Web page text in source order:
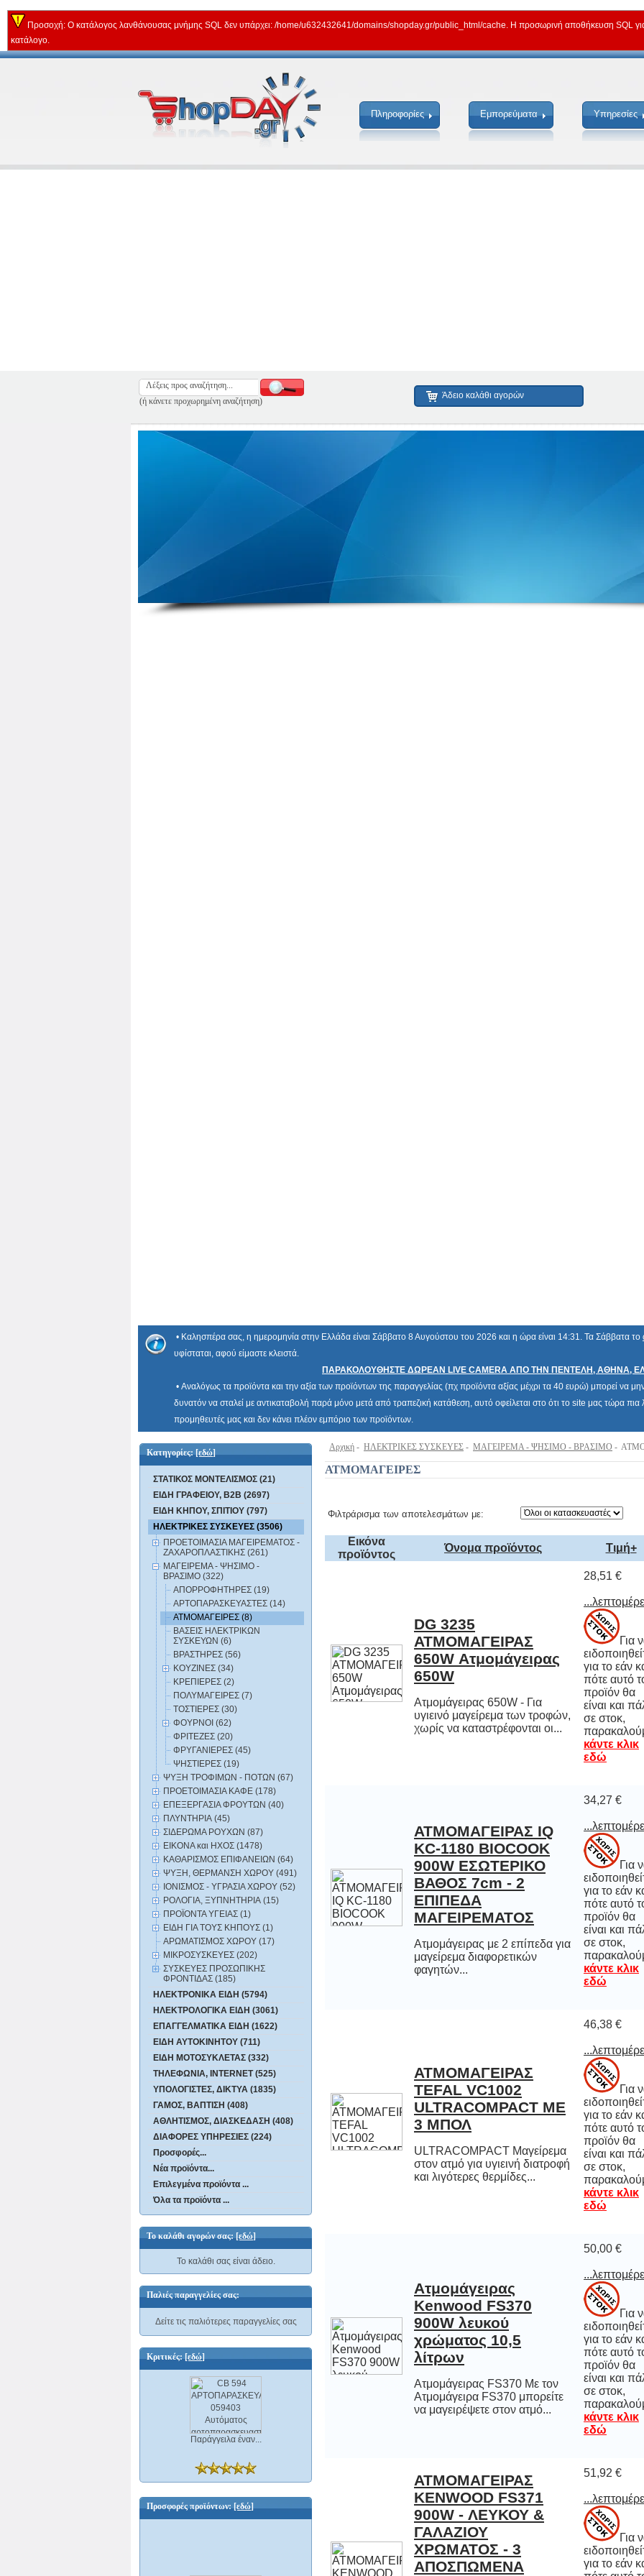
Προσοχή: Ο κατάλογος λανθάνουσας μνήμης SQL δεν υπάρχει: /home/u632432641/domains/shopday.gr/public_html/cache. Η προσωρινή αποθήκευση SQL για
κατάλογο.
Πληροφορίες Εμπορεύματα Υπηρεσίες
(ή κάνετε προχωρημένη αναζήτηση)
Άδειο καλάθι αγορών
• Καλησπέρα σας, η ημερομηνία στην Ελλάδα είναι Σάββατο 8 Αυγούστου του 2026 και η ώρα είναι 14:31. Τα Σάββατα το
υφίσταται, αφού είμαστε κλειστά.
ΠΑΡΑΚΟΛΟΥΘΗΣΤΕ ΔΩΡΕΑΝ LIVE CAMERA ΑΠΟ ΤΗΝ ΠΕΝΤΕΛΗ, ΑΘΗΝΑ,
• Αναλόγως τα προϊόντα και την αξία των προϊόντων της παραγγελίας (πχ προϊόντα αξίας μέχρι τα 40 ευρώ) μπορεί να
δυνατόν να σταλεί με αντικαταβολή παρά μόνο μετά από τραπεζική κατάθεση, αυτό οφείλεται στο ότι το site μας τώρα
προμηθευτές μας και δεν κάνει πλέον εμπόριο των προϊόντων.
Κατηγορίες:[εδώ]
ΣΤΑΤΙΚΟΣ ΜΟΝΤΕΛΙΣΜΟΣ (21)
ΕΙΔΗ ΓΡΑΦΕΙΟΥ, B2B (2697)
ΕΙΔΗ ΚΗΠΟΥ, ΣΠΙΤΙΟΥ (797)
ΗΛΕΚΤΡΙΚΕΣ ΣΥΣΚΕΥΕΣ (3506)
ΠΡΟΕΤΟΙΜΑΣΙΑ ΜΑΓΕΙΡΕΜΑΤΟΣ -
ΖΑΧΑΡΟΠΛΑΣΤΙΚΗΣ (261)
ΜΑΓΕΙΡΕΜΑ - ΨΗΣΙΜΟ -
ΒΡΑΣΙΜΟ (322)
ΑΠΟΡΡΟΦΗΤΗΡΕΣ (19)
ΑΡΤΟΠΑΡΑΣΚΕΥΑΣΤΕΣ (14)
ΑΤΜΟΜΑΓΕΙΡΕΣ (8)
ΒΑΣΕΙΣ ΗΛΕΚΤΡΙΚΩΝ
ΣΥΣΚΕΥΩΝ (6)
ΒΡΑΣΤΗΡΕΣ (56)
ΚΟΥΖΙΝΕΣ (34)
ΚΡΕΠΙΕΡΕΣ (2)
ΠΟΛΥΜΑΓΕΙΡΕΣ (7)
ΤΟΣΤΙΕΡΕΣ (30)
ΦΟΥΡΝΟΙ (62)
ΦΡΙΤΕΖΕΣ (20)
ΦΡΥΓΑΝΙΕΡΕΣ (45)
ΨΗΣΤΙΕΡΕΣ (19)
ΨΥΞΗ ΤΡΟΦΙΜΩΝ - ΠΟΤΩΝ (67)
ΠΡΟΕΤΟΙΜΑΣΙΑ ΚΑΦΕ (178)
ΕΠΕΞΕΡΓΑΣΙΑ ΦΡΟΥΤΩΝ (40)
ΠΛΥΝΤΗΡΙΑ (45)
ΣΙΔΕΡΩΜΑ ΡΟΥΧΩΝ (87)
ΕΙΚΟΝΑ και ΗΧΟΣ (1478)
ΚΑΘΑΡΙΣΜΟΣ ΕΠΙΦΑΝΕΙΩΝ (64)
ΨΥΞΗ, ΘΕΡΜΑΝΣΗ ΧΩΡΟΥ (491)
ΙΟΝΙΣΜΟΣ - ΥΓΡΑΣΙΑ ΧΩΡΟΥ (52)
ΡΟΛΟΓΙΑ, ΞΥΠΝΗΤΗΡΙΑ (15)
ΠΡΟΪΟΝΤΑ ΥΓΕΙΑΣ (1)
ΕΙΔΗ ΓΙΑ ΤΟΥΣ ΚΗΠΟΥΣ (1)
ΑΡΩΜΑΤΙΣΜΟΣ ΧΩΡΟΥ (17)
ΜΙΚΡΟΣΥΣΚΕΥΕΣ (202)
ΣΥΣΚΕΥΕΣ ΠΡΟΣΩΠΙΚΗΣ
ΦΡΟΝΤΙΔΑΣ (185)
ΗΛΕΚΤΡΟΝΙΚΑ ΕΙΔΗ (5794)
ΗΛΕΚΤΡΟΛΟΓΙΚΑ ΕΙΔΗ (3061)
ΕΠΑΓΓΕΛΜΑΤΙΚΑ ΕΙΔΗ (1622)
ΕΙΔΗ ΑΥΤΟΚΙΝΗΤΟΥ (711)
ΕΙΔΗ ΜΟΤΟΣΥΚΛΕΤΑΣ (332)
ΤΗΛΕΦΩΝΙΑ, INTERNET (525)
ΥΠΟΛΟΓΙΣΤΕΣ, ΔΙΚΤΥΑ (1835)
ΓΑΜΟΣ, ΒΑΠΤΙΣΗ (408)
ΑΘΛΗΤΙΣΜΟΣ, ΔΙΑΣΚΕΔΑΣΗ (408)
ΔΙΑΦΟΡΕΣ ΥΠΗΡΕΣΙΕΣ (224)
Προσφορές...
Νέα προϊόντα...
Επιλεγμένα προϊόντα ...
Όλα τα προϊόντα ...
Το καλάθι αγορών σας:[εδώ]
Το καλάθι σας είναι άδειο.
Παλιές παραγγελίες σας:
Δείτε τις παλιότερες παραγγελίες σας
Κριτικές:[εδώ]
Παράγγειλα έναν...
Προσφορές προϊόντων:[εδώ]
Αρχική - ΗΛΕΚΤΡΙΚΕΣ ΣΥΣΚΕΥΕΣ - ΜΑΓΕΙΡΕΜΑ - ΨΗΣΙΜΟ - ΒΡΑΣΙΜΟ -
ΑΤΜΟΜΑΓΕΙΡΕΣ
Φιλτράρισμα των αποτελεσμάτων με:
Εικόνα
προϊόντος
Όνομα προϊόντος Τιμή+
DG 3235
ΑΤΜΟΜΑΓΕΙΡΑΣ
650W Ατμομάγειρας
650W
Ατμομάγειρας 650W - Για
υγιεινό μαγείρεμα των τροφών,
χωρίς να καταστρέφονται οι...
28,51 €
Για
για το εάν
πότε
προϊόν
είναι και
σε
κάντε κλικ
εδώ
ΑΤΜΟΜΑΓΕΙΡΑΣ IQ
KC-1180 BIOCOOK
900W ΕΣΩΤΕΡΙΚΟ
ΒΑΘΟΣ 7cm - 2
ΕΠΙΠΕΔΑ
ΜΑΓΕΙΡΕΜΑΤΟΣ
Ατμομάγειρας με 2 επίπεδα για
μαγείρεμα διαφορετικών
φαγητών...
34,27 €
Για
για το εάν
πότε
προϊόν
είναι και
σε
κάντε κλικ
εδώ
ΑΤΜΟΜΑΓΕΙΡΑΣ
TEFAL VC1002
ULTRACOMPACT ΜΕ
3 ΜΠΟΛ
ULTRACOMPACT Μαγείρεμα
στον ατμό για υγιεινή διατροφή
και λιγότερες θερμίδες...
46,38 €
Για
για το εάν
πότε
προϊόν
είναι και
σε
κάντε κλικ
εδώ
Ατμομάγειρας
Kenwood FS370
900W λευκού
χρώματος 10,5
λίτρων
Ατμομάγειρας FS370 Με τον
Ατμομάγειρα FS370 μπορείτε
να μαγειρέψετε στον ατμό...
50,00 €
Για
για το εάν
πότε
προϊόν
είναι και
σε
κάντε κλικ
εδώ
ΑΤΜΟΜΑΓΕΙΡΑΣ
KENWOOD FS371
900W - ΛΕΥΚΟΥ &
ΓΑΛΑΖΙΟΥ
ΧΡΩΜΑΤΟΣ - 3
ΑΠΟΣΠΩΜΕΝΑ
ΕΠΙΠΕΔΑ 10,5 51,92 €
Για
για το εάν
πότε
προϊόν
είναι και
σε